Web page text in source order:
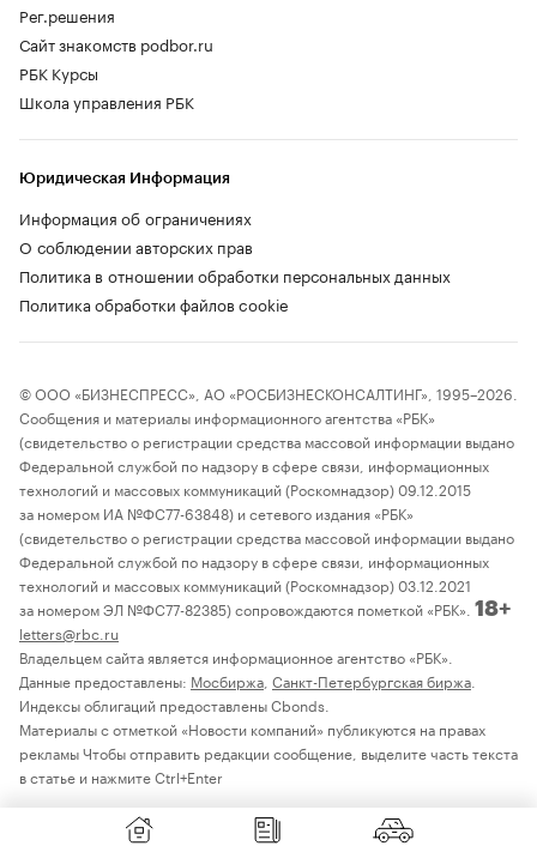
Рег.решения
Сайт знакомств podbor.ru
РБК Курсы
Школа управления РБК
Юридическая Информация
Информация об ограничениях
О соблюдении авторских прав
Политика в отношении обработки персональных данных
Политика обработки файлов cookie
© ООО «БИЗНЕСПРЕСС», АО «РОСБИЗНЕСКОНСАЛТИНГ», 1995–2026.
Сообщения и материалы информационного агентства «РБК»
(свидетельство о регистрации средства массовой информации выдано
Федеральной службой по надзору в сфере связи, информационных
технологий и массовых коммуникаций (Роскомнадзор) 09.12.2015
за номером ИА №ФС77-63848) и сетевого издания «РБК»
(свидетельство о регистрации средства массовой информации выдано
Федеральной службой по надзору в сфере связи, информационных
технологий и массовых коммуникаций (Роскомнадзор) 03.12.2021
за номером ЭЛ №ФС77-82385) сопровождаются пометкой «РБК». 18+
letters@rbc.ru
Владельцем сайта является информационное агентство «РБК».
Данные предоставлены: Мосбиржа Санкт-Петербургская биржа
Индексы облигаций предоставлены Cbonds.
Материалы с отметкой «Новости компаний» публикуются на правах
рекламы Чтобы отправить редакции сообщение, выделите часть текста
в статье и нажмите Ctrl+Enter